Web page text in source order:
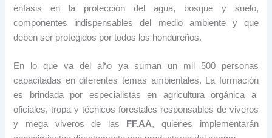
énfasis en la protección del agua, bosque y suelo,
componentes indispensables del medio ambiente y que
deben ser protegidos por todos los hondureños.
En lo que va del año ya suman un mil 500 personas
capacitadas en diferentes temas ambientales. La formación
es brindada por especialistas en agricultura orgánica a
oficiales, tropa y técnicos forestales responsables de viveros
y mega viveros de las
FF.AA, quienes implementarán